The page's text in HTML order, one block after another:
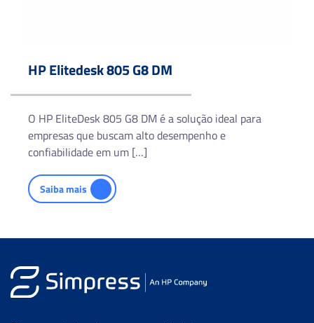
HP Elitedesk 805 G8 DM
O HP EliteDesk 805 G8 DM é a solução ideal para
empresas que buscam alto desempenho e
confiabilidade em um […]
Saiba mais